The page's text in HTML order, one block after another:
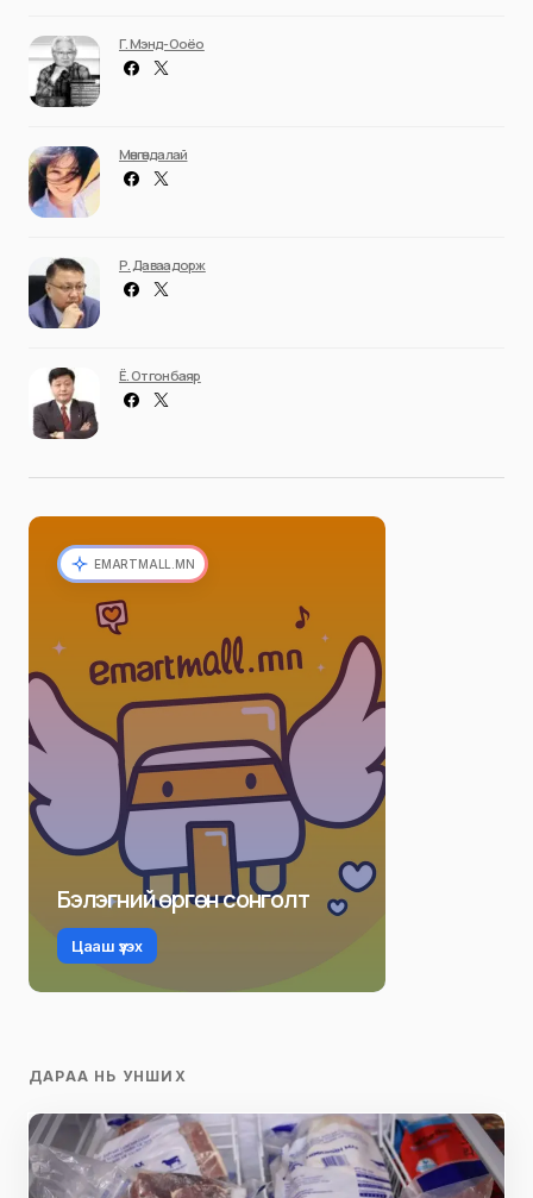
Г. Мэнд-Ооёо
Мөнгөндалай
Р. Даваадорж
Ё. Отгонбаяр
EMARTMALL.MN
Бэлэгний өргөн сонголт
Цааш үзэх
ДАРАА НЬ УНШИХ